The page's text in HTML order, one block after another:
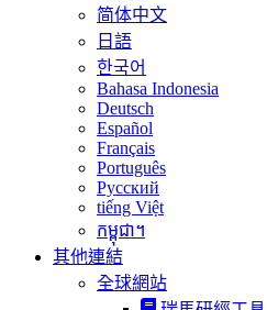
简体中文
日語
한국어
Bahasa Indonesia
Deutsch
Español
Français
Português
Русский
tiếng Việt
កម្ពុជា។
其他連結
全球網站